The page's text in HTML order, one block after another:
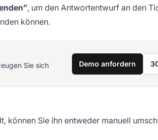
, um den Antwortentwurf an den
können.
Sie sich
Demo anfordern
können Sie ihn entweder manuell